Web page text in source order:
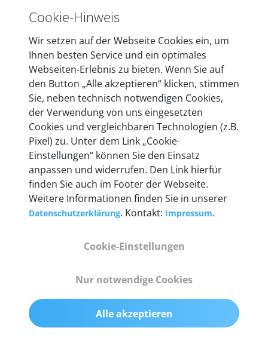
In den Kfz-Diagnosegeräten von autoaid stecken
entwickeln wir unsere Produkte am Standort in
Berlin laufend weiter. Auf diese Qualität vertrauen
heute mehr als 60.000 Privatkunden und
Unternehmen.
Technische Details &
Lieferumfang
55 mm x 25 mm x 12 mm
200 g
Cookie-Hinweis
Wir setzen auf der Webseite Cookies ein, um
Ihnen besten Service und ein optimales
Webseiten-Erlebnis zu bieten. Wenn Sie auf
den Button „Alle akzeptieren“ klicken, stimmen
Sie, neben technisch notwendigen Cookies,
der Verwendung von uns eingesetzten
Cookies und vergleichbaren Technologien (z.B.
Pixel) zu. Unter dem Link „Cookie-
Einstellungen“ können Sie den Einsatz
anpassen und widerrufen. Den Link hierfür
finden Sie auch im Footer der Webseite.
Weitere Informationen finden Sie in unserer
Datenschutzerklärung. Kontakt: Impressum.
Cookie-Einstellungen
Nur notwendige Cookies
Alle akzeptieren